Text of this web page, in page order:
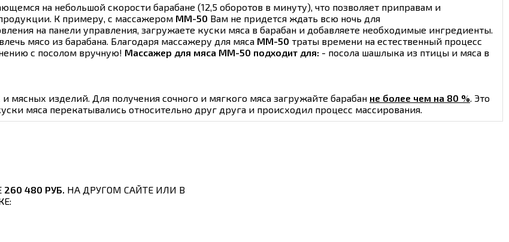
на небольшой скорости барабане (12,5 оборотов в минуту), что позволяет приправам и
К примеру, с массажером ММ-50 Вам не придется ждать всю ночь для
на панели управления, загружаете куски мяса в барабан и добавляете необходимые ингредиенты.
мясо из барабана. Благодаря массажеру для мяса ММ-50 траты времени на естественный процесс
с посолом вручную! Массажер для мяса ММ-50 подходит для: - посола шашлыка из птицы и мяса в
изделий. Для получения сочного и мягкого мяса загружайте барабан не более чем на 80 % . Это
мяса перекатывались относительно друг друга и происходил процесс массирования.
260 480 РУБ. НА ДРУГОМ САЙТЕ ИЛИ В